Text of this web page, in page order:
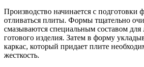
Производство начинается с подготовки
отливаться плиты. Формы тщательно
смазываются специальным составом для
готового изделия. Затем в форму
каркас, который придает плите
жесткость.